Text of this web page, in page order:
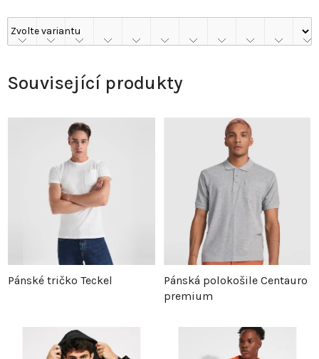
Související produkty
Pánské tričko Teckel
Pánská polokošile Centauro
premium